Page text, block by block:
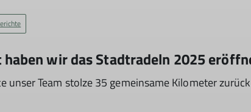
wir das Stadtradeln 2025
unser Team stolze 35 gemeinsame Kilometer